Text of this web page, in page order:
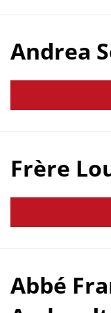
Andrea
Frère
Abbé